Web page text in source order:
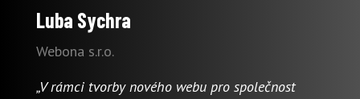
Luba Sychra
Webona s.r.o.
„V rámci tvorby nového webu pro společnost